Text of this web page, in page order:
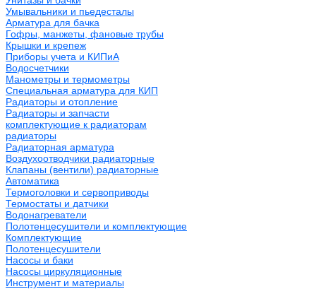
Умывальники и пьедесталы
Арматура для бачка
Гофры, манжеты, фановые трубы
Крышки и крепеж
Приборы учета и КИПиА
Водосчетчики
Манометры и термометры
Специальная арматура для КИП
Радиаторы и отопление
Радиаторы и запчасти
комплектующие к радиаторам
радиаторы
Радиаторная арматура
Воздухоотводчики радиаторные
Клапаны (вентили) радиаторные
Автоматика
Термоголовки и сервоприводы
Термостаты и датчики
Водонагреватели
Полотенцесушители и комплектующие
Комплектующие
Полотенцесушители
Насосы и баки
Насосы циркуляционные
Инструмент и материалы